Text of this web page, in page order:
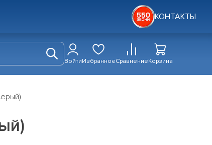
КОНТАКТЫ
ВойтиИзбранноеСравнениеКорзина